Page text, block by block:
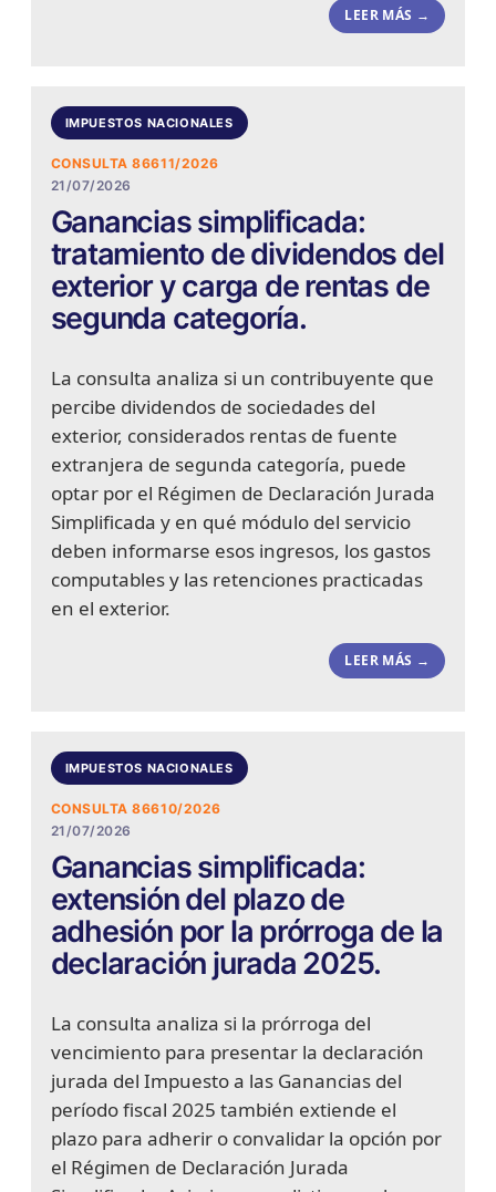
LEER MÁS →
IMPUESTOS NACIONALES
CONSULTA 86611/2026
21/07/2026
Ganancias simplificada:
tratamiento de dividendos del
exterior y carga de rentas de
segunda categoría.
La consulta analiza si un contribuyente que
percibe dividendos de sociedades del
exterior, considerados rentas de fuente
extranjera de segunda categoría, puede
optar por el Régimen de Declaración Jurada
Simplificada y en qué módulo del servicio
deben informarse esos ingresos, los gastos
computables y las retenciones practicadas
en el exterior.
LEER MÁS →
IMPUESTOS NACIONALES
CONSULTA 86610/2026
21/07/2026
Ganancias simplificada:
extensión del plazo de
adhesión por la prórroga de la
declaración jurada 2025.
La consulta analiza si la prórroga del
vencimiento para presentar la declaración
jurada del Impuesto a las Ganancias del
período fiscal 2025 también extiende el
plazo para adherir o convalidar la opción por
el Régimen de Declaración Jurada